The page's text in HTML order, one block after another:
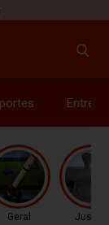
Geral Justiça